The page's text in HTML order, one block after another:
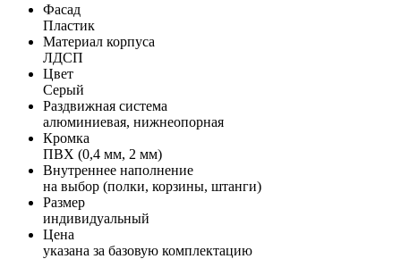
Фасад
Пластик
Материал корпуса
ЛДСП
Цвет
Серый
Раздвижная система
алюминиевая, нижнеопорная
Кромка
ПВХ (0,4 мм, 2 мм)
Внутреннее наполнение
на выбор (полки, корзины, штанги)
Размер
индивидуальный
Цена
указана за базовую комплектацию